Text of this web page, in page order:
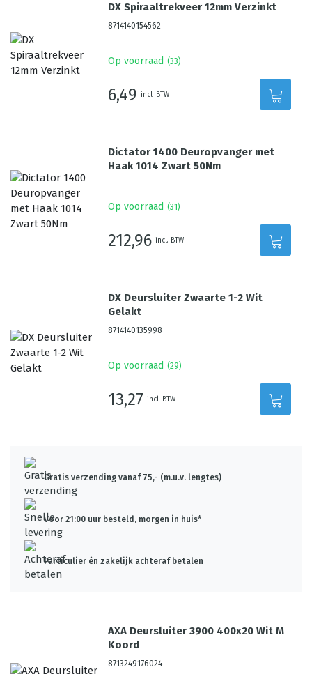
DX Spiraaltrekveer 12mm Verzinkt
8714140154562
Op voorraad (33)
6,49 incl. BTW
Dictator 1400 Deuropvanger met
Haak 1014 Zwart 50Nm
Op voorraad (31 )
212,96 incl. BTW
DX Deursluiter Zwaarte 1-2 Wit
Gelakt
8714140135998
Op voorraad (29)
13,27 incl. BTW
Gratis verzending vanaf 75,- (m.u.v. lengtes)
Voor 21:00 uur besteld, morgen in huis*
Particulier én zakelijk achteraf betalen
AXA Deursluiter 3900 400x20 Wit M
Koord
8713249176024